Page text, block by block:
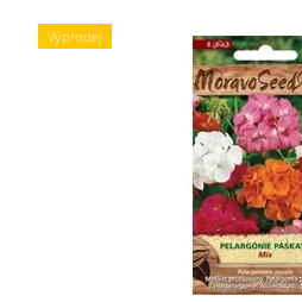
Výprodej